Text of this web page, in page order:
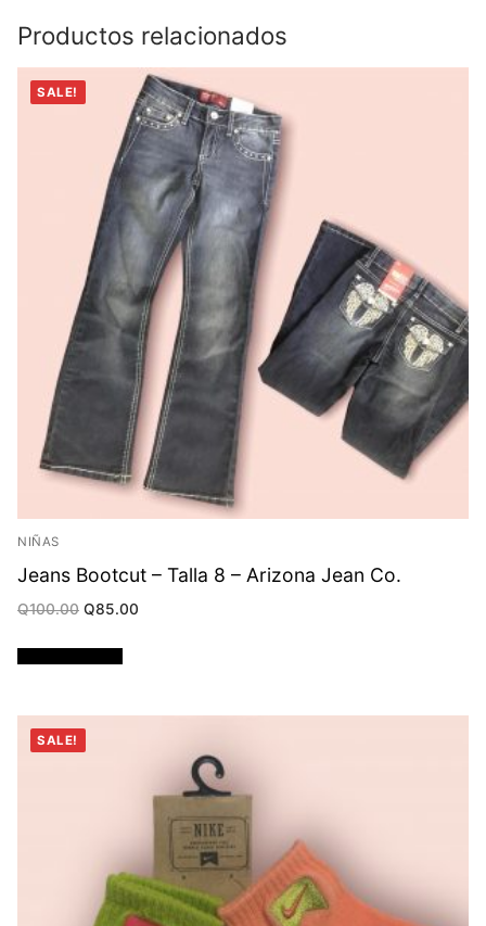
Productos relacionados
SALE!
NIÑAS
Jeans Bootcut – Talla 8 – Arizona Jean Co.
Q100.00 Original
Q100.00.
Q85.00
SALE!